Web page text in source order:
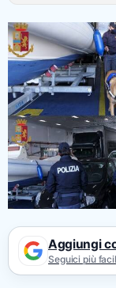
Aggiungi
Seguici più